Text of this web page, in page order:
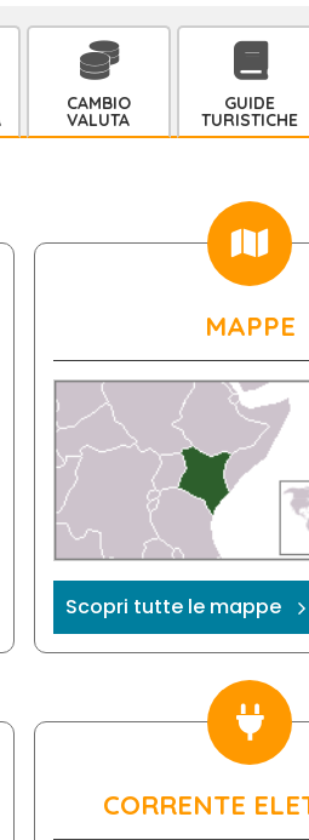
CAMBIO
VALUTA
GUIDE
TURISTICHE
MAPPE
Scopri tutte le mappe
CORRENTE